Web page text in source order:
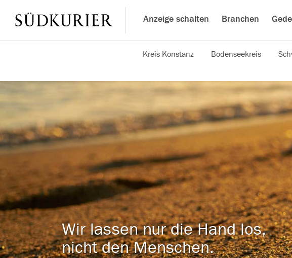
Anzeige schalten Branchen
Kreis Konstanz Bodenseekreis
Wir lassen nur die Hand los,
nicht den Menschen.